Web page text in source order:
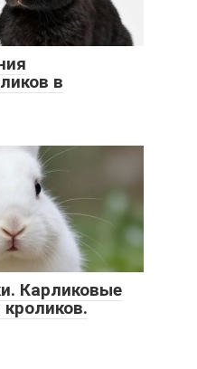
в
Карликовые